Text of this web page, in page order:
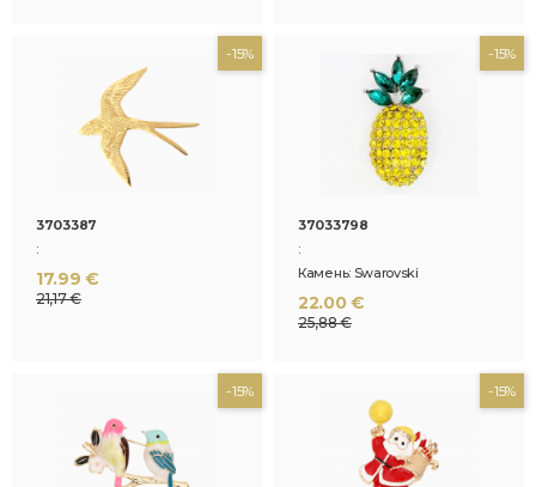
-15%
3703387
:
17.99 €
21,17 €
-15%
37033798
:
Камень: Swarovski
22.00 €
25,88 €
-15% -15%